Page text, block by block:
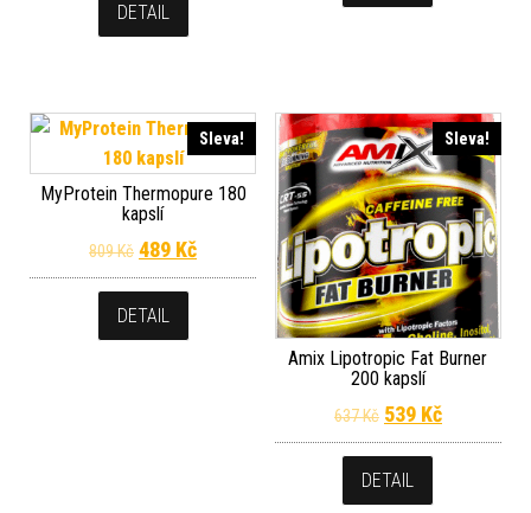
DETAIL
Sleva!
MyProtein Thermopure 180
kapslí
809Kč Původní cena byla: 809 Kč.
489 KčAktuální cena je: 489 Kč.
DETAIL
Sleva!
Amix Lipotropic Fat Burner
200 kapslí
637Kč Původní cena
539 KčAktuální
DETAIL